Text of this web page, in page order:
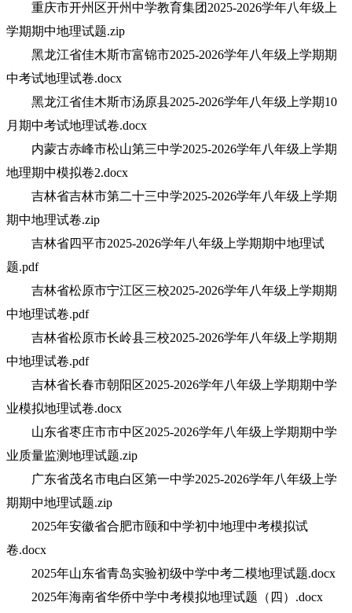
重庆市开州区开州中学教育集团2025-2026学年八年级上
学期期中地理试题.zip
黑龙江省佳木斯市富锦市2025-2026学年八年级上学期期
中考试地理试卷.docx
黑龙江省佳木斯市汤原县2025-2026学年八年级上学期10
月期中考试地理试卷.docx
内蒙古赤峰市松山第三中学2025-2026学年八年级上学期
地理期中模拟卷2.docx
吉林省吉林市第二十三中学2025-2026学年八年级上学期
期中地理试卷.zip
吉林省四平市2025-2026学年八年级上学期期中地理试
题.pdf
吉林省松原市宁江区三校2025-2026学年八年级上学期期
中地理试卷.pdf
吉林省松原市长岭县三校2025-2026学年八年级上学期期
中地理试卷.pdf
吉林省长春市朝阳区2025-2026学年八年级上学期期中学
业模拟地理试卷.docx
山东省枣庄市市中区2025-2026学年八年级上学期期中学
业质量监测地理试题.zip
广东省茂名市电白区第一中学2025-2026学年八年级上学
期期中地理试题.zip
2025年安徽省合肥市颐和中学初中地理中考模拟试
卷.docx
2025年山东省青岛实验初级中学中考二模地理试题.docx
2025年海南省华侨中学中考模拟地理试题（四）.docx